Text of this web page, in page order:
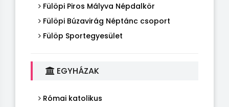
Fülöpi Piros Mályva Népdalkör
Fülöpi Búzavirág Néptánc csoport
Fülöp Sportegyesület
EGYHÁZAK
Római katolikus